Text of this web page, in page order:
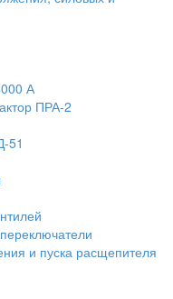
А
ПРА-2
51
и пуска расщепителя